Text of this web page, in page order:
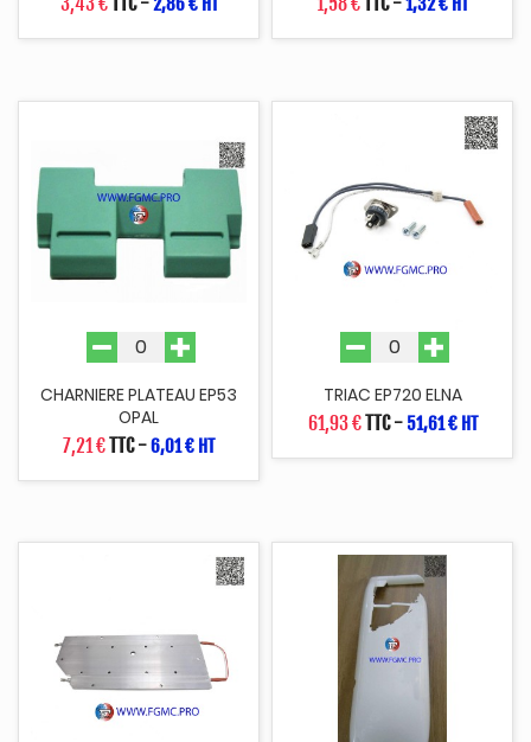
CHARNIERE PLATEAU EP53
OPAL
7,21 €TTC-6,01 € HT
TRIAC EP720 ELNA
61,93 €TTC- 51,61 € HT